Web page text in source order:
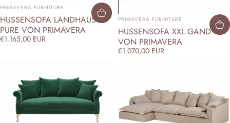
ANBIETER:
PRIMAVERA FURNITURE
HUSSENSOFA LANDHAUS
PURE VON PRIMAVERA
€1.165,00 EUR
ANBIETER:
PRIMAVERA FURNITURE
HUSSENSOFA XXL GAND
VON PRIMAVERA
€1.070,00 EUR